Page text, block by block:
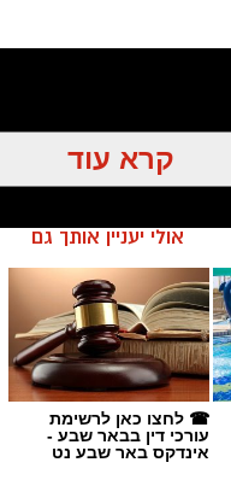
מאמץ לאתר את בעלי הזכויות
קרא עוד
אולי יעניין אותך גם
☎ לחצו כאן לרשימת
עורכי דין בבאר שבע -
אינדקס באר שבע נט